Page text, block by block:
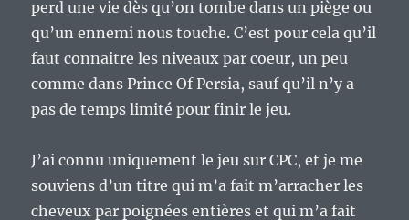
perd une vie dès qu’on tombe dans un piège ou
qu’un ennemi nous touche. C’est pour cela qu’il
faut connaitre les niveaux par coeur, un peu
comme dans Prince Of Persia, sauf qu’il n’y a
pas de temps limité pour finir le jeu.
J’ai connu uniquement le jeu sur CPC, et je me
souviens d’un titre qui m’a fait m’arracher les
cheveux par poignées entières et qui m’a fait